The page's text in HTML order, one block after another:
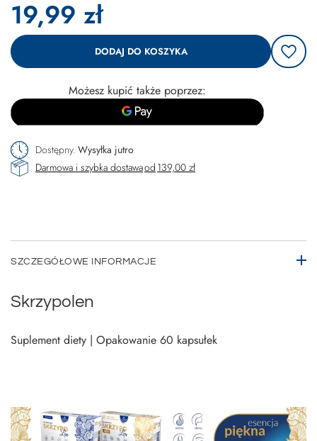
19,99 zł
DODAJ DO KOSZYKA
Możesz kupić także poprzez:
Dostępny Wysyłka jutro
Darmowa i szybka dostawaod 139,00 zł
SZCZEGÓŁOWE INFORMACJE
Skrzypolen
Suplement diety | Opakowanie 60 kapsułek